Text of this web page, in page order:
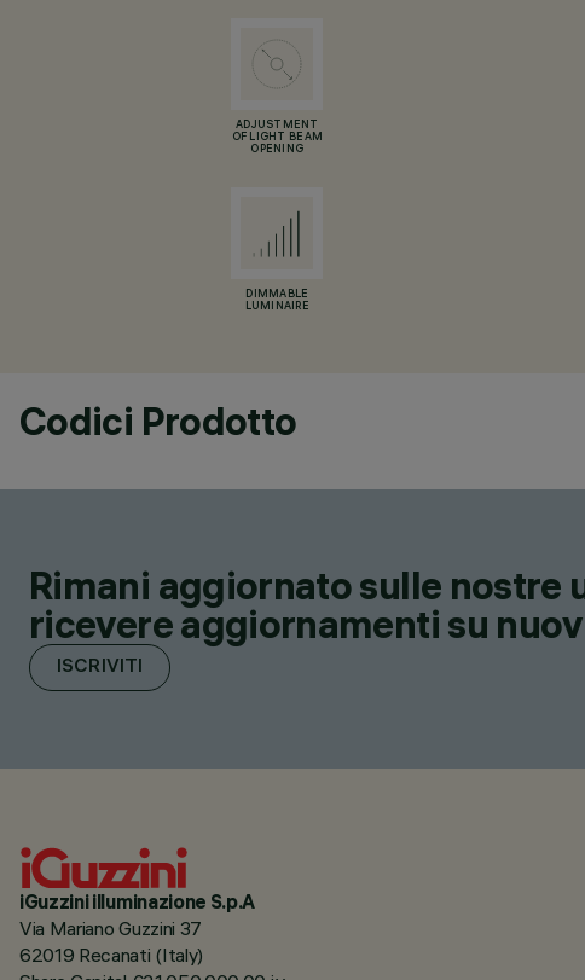
ADJUSTMENT
OF LIGHT BEAM
OPENING
DIMMABLE
LUMINAIRE
Codici Prodotto
Rimani aggiornato sulle
ricevere aggiornamenti su
ISCRIVITI
iGuzzini illuminazione S.p.A
Via Mariano Guzzini 37
62019 Recanati (Italy)